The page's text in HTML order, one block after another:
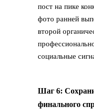
пост на пике
фото ранней
второй
социальные
Шаг 6:
финального